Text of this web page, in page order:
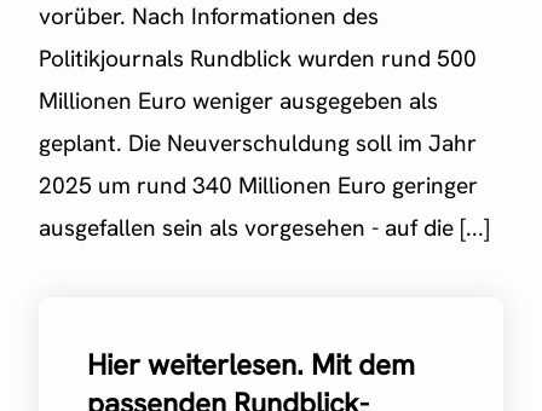
vorüber. Nach Informationen des
Politikjournals Rundblick wurden rund 500
Millionen Euro weniger ausgegeben als
geplant. Die Neuverschuldung soll im Jahr
2025 um rund 340 Millionen Euro geringer
ausgefallen sein als vorgesehen - auf die [...]
Hier weiterlesen. Mit dem